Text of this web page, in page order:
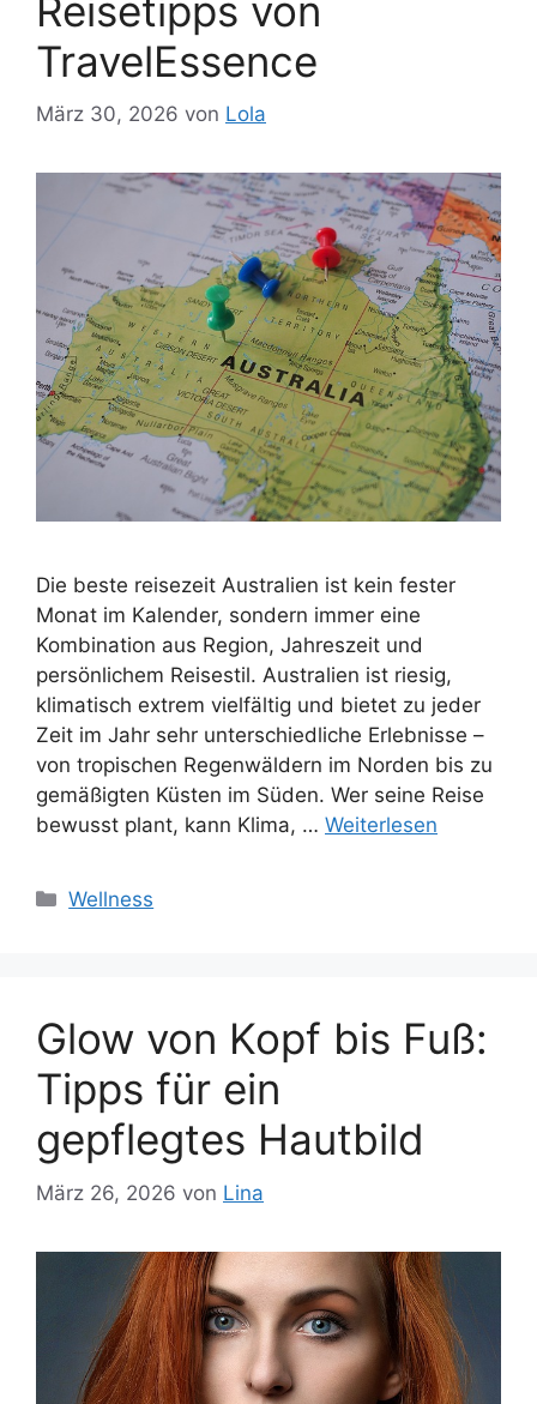
Reisetipps von
TravelEssence
März 30, 2026 von Lola
Die beste reisezeit Australien ist kein fester
Monat im Kalender, sondern immer eine
Kombination aus Region, Jahreszeit und
persönlichem Reisestil. Australien ist riesig,
klimatisch extrem vielfältig und bietet zu jeder
Zeit im Jahr sehr unterschiedliche Erlebnisse –
von tropischen Regenwäldern im Norden bis zu
gemäßigten Küsten im Süden. Wer seine Reise
bewusst plant, kann Klima, … Weiterlesen
Kategorien
Wellness
Glow von Kopf bis Fuß:
Tipps für ein
gepflegtes Hautbild
März 26, 2026 von Lina